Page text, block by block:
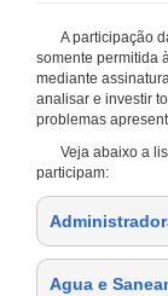
A participação
somente permitida
mediante
analisar e investir
problemas
Veja abaixo a
participam:
Agua e